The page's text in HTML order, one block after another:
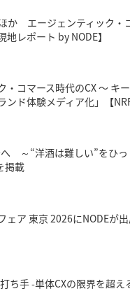
か エージェンティック・
レポート by NODE】
・コマース時代のCX 〜 キ
ド体験メディア化」【
～“洋酒は難しい”をひ
掲載
ェア 東京 2026にNODEが
ち手 -単体CXの限界を超え